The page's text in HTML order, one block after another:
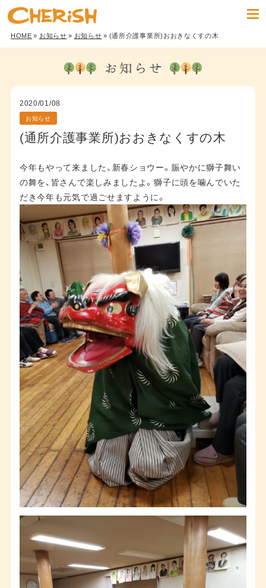
HOME» お知らせ» お知らせ» (通所介護事業所)おおきなくすの木
2020/01/08
お知らせ
(通所介護事業所)おおきなくすの木
今年もやって来ました、新春ショウー。賑やかに獅子舞い
の舞を、皆さんで楽しみましたよ。獅子に頭を噛んでいた
だき今年も元気で過ごせますように。